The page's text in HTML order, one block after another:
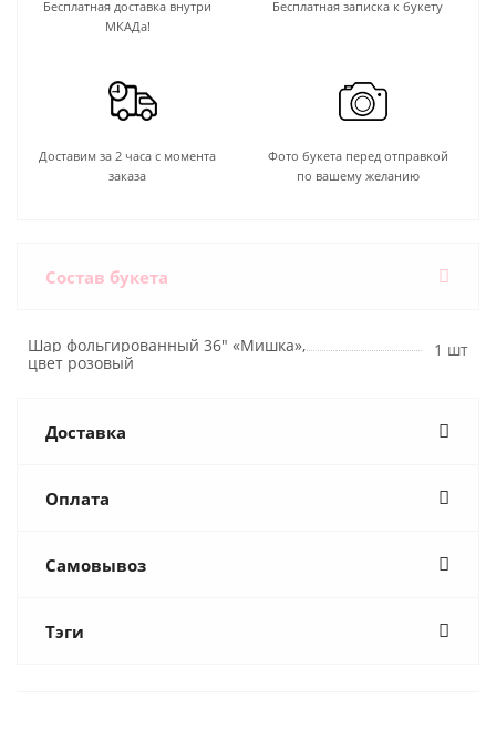
Бесплатная доставка внутри
МКАДа!
Бесплатная записка к букету
Доставим за 2 часа с момента
заказа
Фото букета перед отправкой
по вашему желанию
Состав букета
Шар фольгированный 36" «Мишка»,
цвет розовый
1 шт
Доставка
Оплата
Самовывоз
Тэги